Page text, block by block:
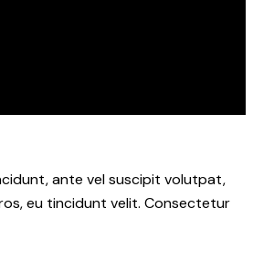
ante vel suscipit volutpat,
eu tincidunt velit. Consectetur